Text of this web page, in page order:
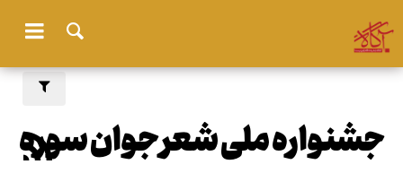
جشنواره ملی شعر جوان سوره